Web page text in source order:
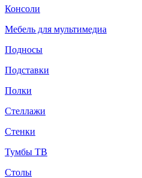
Консоли
Мебель для мультимедиа
Подносы
Подставки
Полки
Стеллажи
Стенки
Тумбы ТВ
Столы